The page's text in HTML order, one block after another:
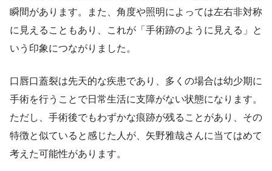
瞬間があります。また、角度や照明によっては左右非対称
に見えることもあり、これが「手術跡のように見える」と
いう印象につながりました。
口唇口蓋裂は先天的な疾患であり、多くの場合は幼少期に
手術を行うことで日常生活に支障がない状態になります。
ただし、手術後でもわずかな痕跡が残ることがあり、その
特徴と似ていると感じた人が、矢野雅哉さんに当てはめて
考えた可能性があります。